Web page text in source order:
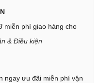
miễn phí giao hàng cho
& Điều kiện
ngay ưu đãi miễn phí vận